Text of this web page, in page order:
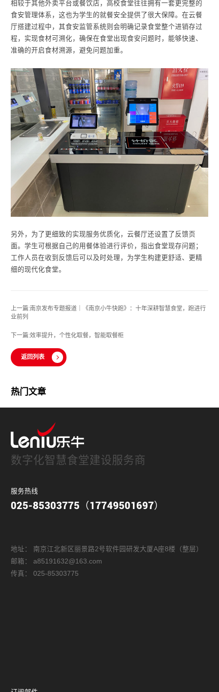
相较于其他外卖平台或餐饮店，高校食堂往往拥有一套更完整的
食安管理体系，这也为学生的就餐安全提供了很大保障。在云餐
厅搭建过程中，其食安监管系统则会明确记录食堂整个进销存过
程，实现食材可溯化，确保在食堂出现食安问题时，能够快速、
准确的开启食材溯源，避免问题加重。
另外，为了更细致的实现服务优质化，云餐厅还设置了反馈页
面。学生可根据自己的用餐体验进行评价，指出食堂现存问题；
工作人员在收到反馈后可以及时处理，为学生构建更舒适、更精
细的现代化食堂。
上一篇:南京发布专题报道｜《南京小牛快跑》：十年深耕智慧食堂，跑进行
业前列
下一篇:效率提升，个性化取餐，智能取餐柜
返回列表
热门文章
数字化智慧食堂建设服务商
服务热线
025-85303775（17749501697）
地址：
南京江北新区丽景路2号软件园研发大厦A座8楼（整层）
邮箱：
a85191632@163.com
传真：
025-85303775